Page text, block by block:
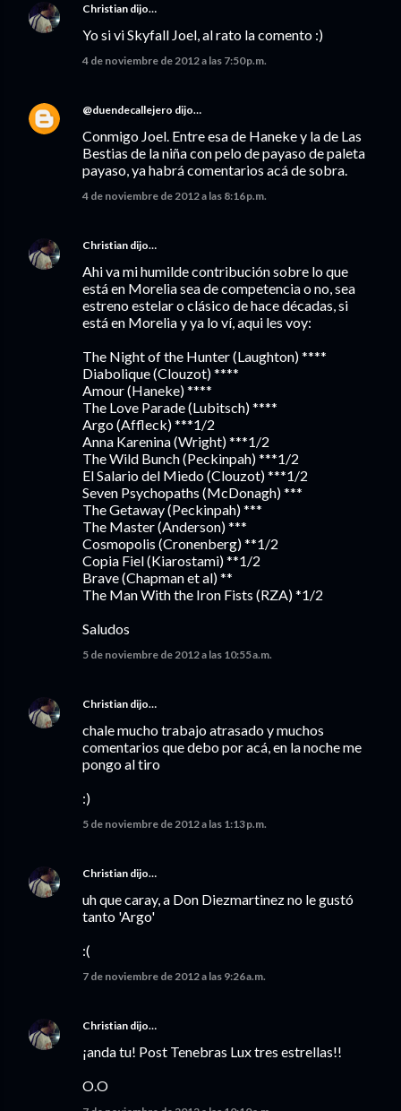
Christian dijo…
Yo si vi Skyfall Joel, al rato la comento :)
4 de noviembre de 2012 a las 7:50 p.m.
@duendecallejero dijo…
Conmigo Joel. Entre esa de Haneke y la de Las
Bestias de la niña con pelo de payaso de paleta
payaso, ya habrá comentarios acá de sobra.
4 de noviembre de 2012 a las 8:16 p.m.
Christian dijo…
Ahi va mi humilde contribución sobre lo que
está en Morelia sea de competencia o no, sea
estreno estelar o clásico de hace décadas, si
está en Morelia y ya lo ví, aqui les voy:
The Night of the Hunter (Laughton) ****
Diabolique (Clouzot) ****
Amour (Haneke) ****
The Love Parade (Lubitsch) ****
Argo (Affleck) ***1/2
Anna Karenina (Wright) ***1/2
The Wild Bunch (Peckinpah) ***1/2
El Salario del Miedo (Clouzot) ***1/2
Seven Psychopaths (McDonagh) ***
The Getaway (Peckinpah) ***
The Master (Anderson) ***
Cosmopolis (Cronenberg) **1/2
Copia Fiel (Kiarostami) **1/2
Brave (Chapman et al) **
The Man With the Iron Fists (RZA) *1/2
Saludos
5 de noviembre de 2012 a las 10:55 a.m.
Christian dijo…
chale mucho trabajo atrasado y muchos
comentarios que debo por acá, en la noche me
pongo al tiro
:)
5 de noviembre de 2012 a las 1:13 p.m.
Christian dijo…
uh que caray, a Don Diezmartinez no le gustó
tanto 'Argo'
:(
7 de noviembre de 2012 a las 9:26 a.m.
Christian dijo…
¡anda tu! Post Tenebras Lux tres estrellas!!
O.O